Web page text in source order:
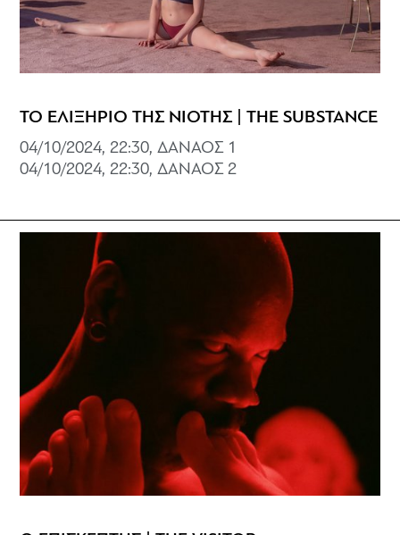
ΤΟ ΕΛΙΞΗΡΙΟ ΤΗΣ ΝΙΟΤΗΣ | THE SUBSTANCE
04/10/2024, 22:30, ΔΑΝΑΟΣ 1
04/10/2024, 22:30, ΔΑΝΑΟΣ 2